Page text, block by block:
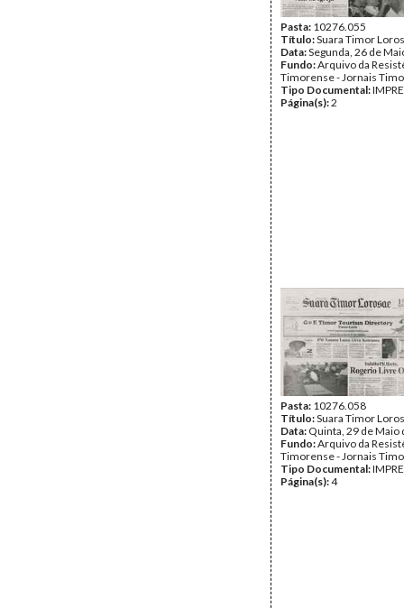
Pasta: 10276.055
Título:Suara Timor
Data:Segunda, 26 de
Fundo:Arquivo da
Timorense - Jornais
Tipo Documental:
Página(s):2
Pasta: 10276.058
Título:Suara Timor
Data: Quinta, 29 de Maio
Fundo:Arquivo da
Timorense - Jornais
Tipo Documental:
Página(s):4